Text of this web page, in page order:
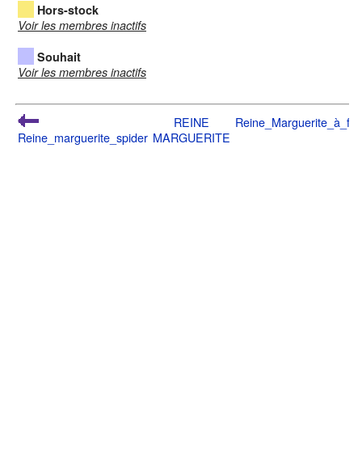
Hors-stock
Voir les membres inactifs
Souhait
Voir les membres inactifs
Reine_marguerite_spider
REINE
MARGUERITE